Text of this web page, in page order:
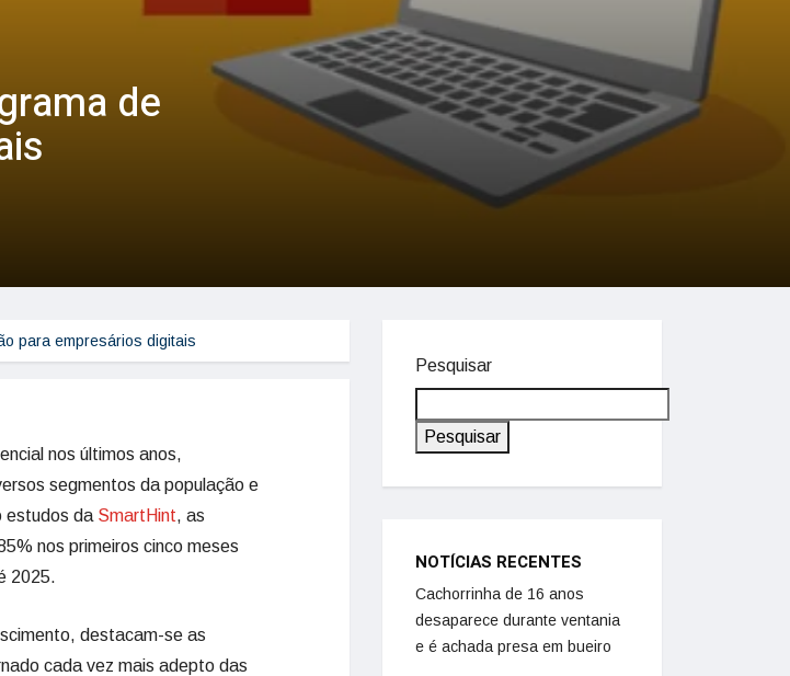
de
para empresários digitais
nos últimos anos,
segmentos da população e
estudos da SmartHint, as
nos primeiros cinco meses
2025.
destacam-se as
cada vez mais adepto das
Pesquisar
Pesquisar
NOTÍCIAS RECENTES
Cachorrinha de 16 anos
desaparece durante ventania
e é achada presa em bueiro